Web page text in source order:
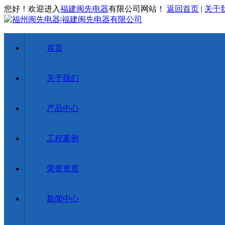
您好！欢迎进入福建闽先电器有限公司网站！ 返回首页 | 关于
首页
关于我们
产品中心
工程案例
荣誉资质
新闻中心